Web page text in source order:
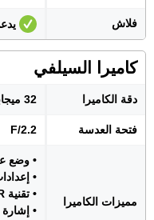
فلاش
كاميرا السيلفي
دقة الكاميرا 32 ميجابكسل
فتحة العدسة F/2.2
مميزات الكاميرا
• وضع
•
• تقنية HDR
• إشارة